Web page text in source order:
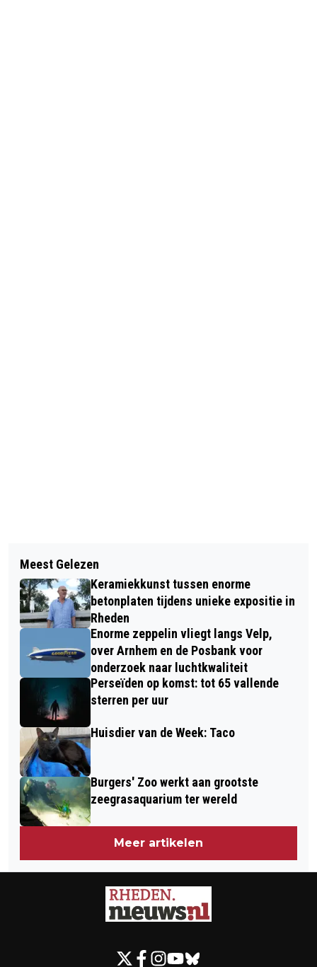
FOTO’S: OFFICIËLE OPENING
LORENTZHUIS VELP
WAKKERE WONZO ZOEKT EEN WARME
WONING
Meest Gelezen
Keramiekkunst tussen enorme
betonplaten tijdens unieke expositie in
Rheden
Enorme zeppelin vliegt langs Velp,
over Arnhem en de Posbank voor
onderzoek naar luchtkwaliteit
Perseïden op komst: tot 65 vallende
sterren per uur
Huisdier van de Week: Taco
Burgers' Zoo werkt aan grootste
zeegrasaquarium ter wereld
Meer artikelen